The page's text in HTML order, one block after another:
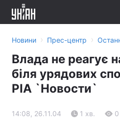
Новини › Прес-центр ›
Влада не реагує
біля урядових
РІА `Новости`
14:08, 26.11.04 1 хв. 0